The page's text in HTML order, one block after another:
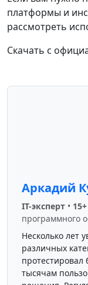
платформы и
рассмотреть
Скачать с
Аркадий
IT-эксперт •
программного
Несколько лет
различных
протестировал
тысячам